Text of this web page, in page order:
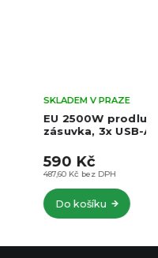
s vypínačem - 3x
m)